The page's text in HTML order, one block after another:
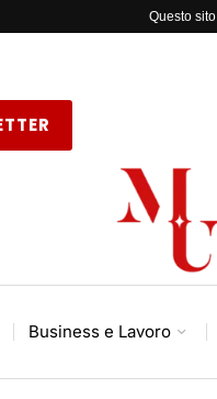
Questo
Business e Lavoro